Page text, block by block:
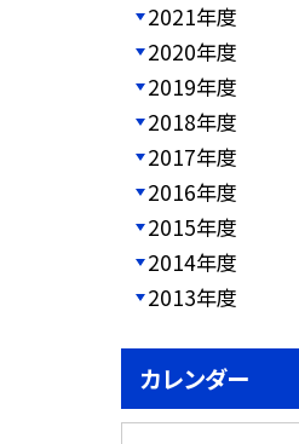
2021年度
2020年度
2019年度
2018年度
2017年度
2016年度
2015年度
2014年度
2013年度
カレンダー